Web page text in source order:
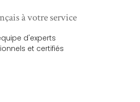
à votre service
d'experts
et certifiés